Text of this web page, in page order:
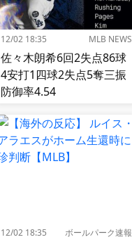
12/02 18:35 MLB NEWS
佐々木朗希6回2失点86球
4安打1四球2失点5奪三振
防御率4.54
12/02 18:35 ボールパーク速報